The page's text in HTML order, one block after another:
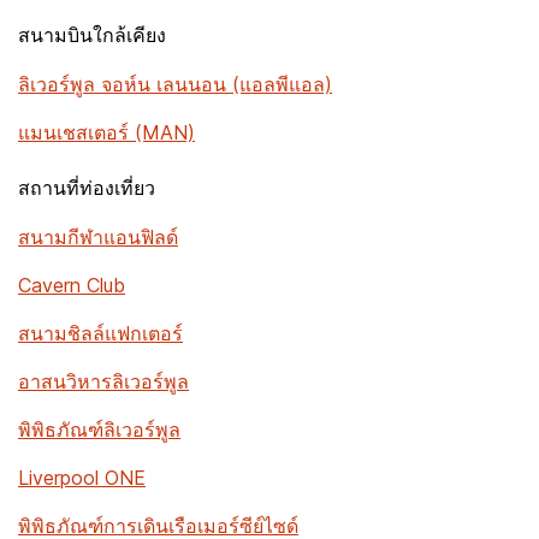
สนามบินใกล้เคียง
ลิเวอร์พูล จอห์น เลนนอน (แอลพีแอล)
แมนเชสเตอร์ (MAN)
สถานที่ท่องเที่ยว
สนามกีฬาแอนฟิลด์
Cavern Club
สนามชิลล์แฟกเตอร์
อาสนวิหารลิเวอร์พูล
พิพิธภัณฑ์ลิเวอร์พูล
Liverpool ONE
พิพิธภัณฑ์การเดินเรือเมอร์ซีย์ไซด์